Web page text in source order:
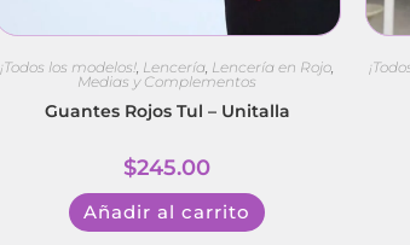
¡Todos los modelos! Lencería Lencería en Rojo
Medias y Complementos
Guantes Rojos Tul – Unitalla
$245.00
Añadir al carrito